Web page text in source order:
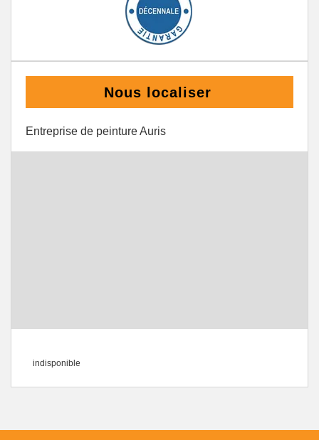
Nous localiser
Entreprise de peinture Auris
indisponible